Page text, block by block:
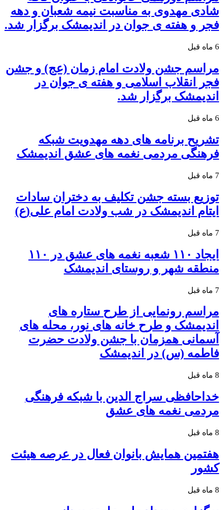
شادی مهدوی به مناسبت نیمه شعبان و دهه
فجر و هفته ی جوان در اندیمشک برگزار شد.
6 ماه قبل
مراسم جشن ولادت امام زمان (عج) و جشن
فجر انقلاب اسلامی و هفته ی جوان در
اندیمشک برگزار شد.
6 ماه قبل
تشریح برنامه های دهه مهدویت شبکه
فرهنگی مردمی نغمه های عشق اندیمشک
7 ماه قبل
توزیع بسته جشن تکلیف به دختران سادات
ایتام اندیمشک در شب ولادت امام علی(ع)
7 ماه قبل
ایجاد ۱۱۰ شعبه نغمه های عشق در ۱۱۰
منطقه شهر و روستای اندیمشک
7 ماه قبل
مراسم رونمایی از طرح ستاره های
اندیمشک و طرح خانه های نور، محله های
آسمانی همزمان با جشن ولادت حضرت
فاطمه (س) در اندیمشک
8 ماه قبل
خداحافظی سراج الدین با شبکه فرهنگی
مردمی نغمه های عشق
8 ماه قبل
هفتمین همایش بانوان فعال در عرصه‌ هیئت
کشور
8 ماه قبل